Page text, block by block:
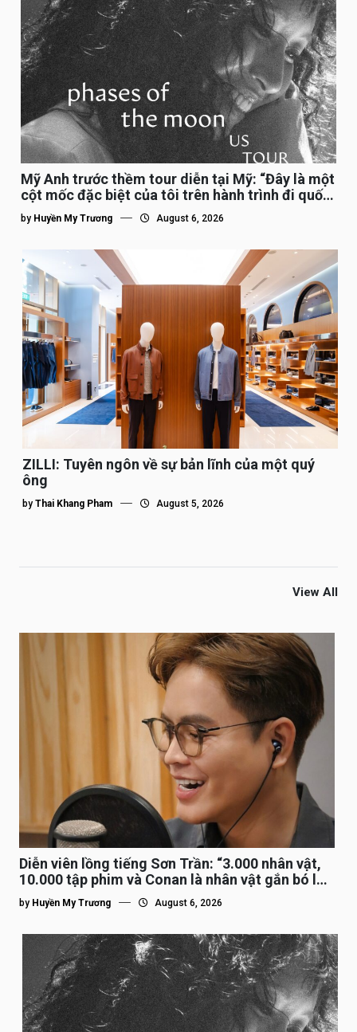
Mỹ Anh trước thềm tour diễn tại Mỹ: “Đây là một
cột mốc đặc biệt của tôi trên hành trình đi quốc
tế”
by Huyền My Trương August 6, 2026
ZILLI: Tuyên ngôn về sự bản lĩnh của một quý
ông
by Thai Khang Pham August 5, 2026
View All
Diễn viên lồng tiếng Sơn Trần: “3.000 nhân vật,
10.000 tập phim và Conan là nhân vật gắn bó lâu
nhất”
by Huyền My Trương August 6, 2026